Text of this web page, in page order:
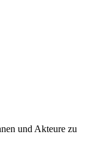
und Akteure zu